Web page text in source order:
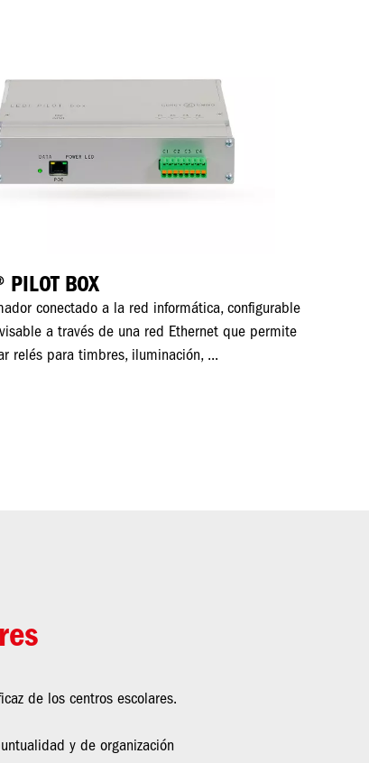
PILOT BOX
conectado a la red informática, configurable
a través de una red Ethernet que permite
relés para timbres, iluminación, ...
de los centros escolares.
y de organización